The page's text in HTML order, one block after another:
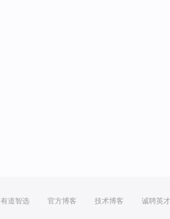
有道智选 官方博客 技术博客 诚聘英才